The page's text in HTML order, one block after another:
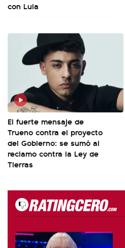
con Lula
El fuerte mensaje de
Trueno contra el proyecto
del Gobierno: se sumó al
reclamo contra la Ley de
Tierras